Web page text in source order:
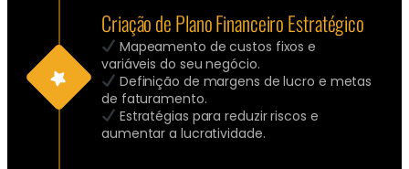
Criação de Plano Financeiro Estratégico
Mapeamento de custos fixos e
variáveis do seu negócio.
Definição de margens de lucro e metas
de faturamento.
Estratégias para reduzir riscos e
aumentar a lucratividade.